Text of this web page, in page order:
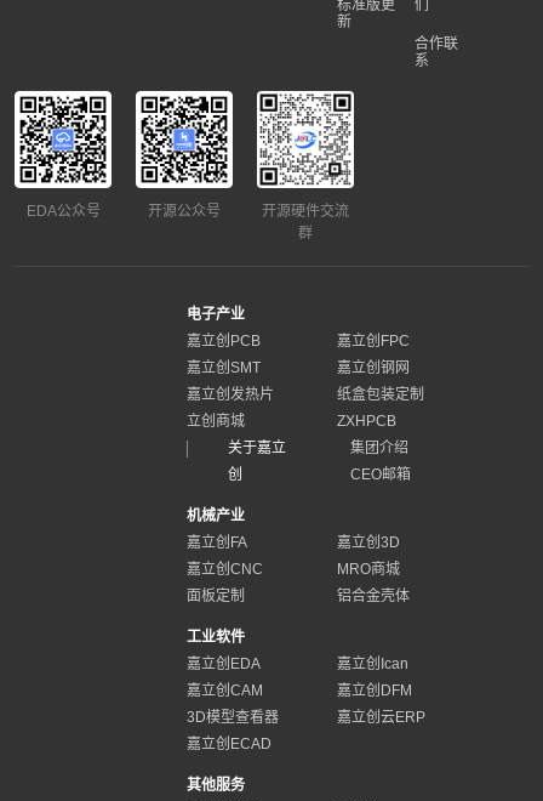
标准版更
新
们
合作联
系
EDA公众号 开源公众号
开源硬件交流
群
电子产业
嘉立创PCB
嘉立创FPC
嘉立创SMT
嘉立创钢网
嘉立创发热片
纸盒包装定制
立创商城
ZXHPCB
关于嘉立
创
集团介绍
CEO邮箱
机械产业
嘉立创FA
嘉立创3D
嘉立创CNC
MRO商城
面板定制
铝合金壳体
工业软件
嘉立创EDA
嘉立创Ican
嘉立创CAM
嘉立创DFM
3D模型查看器
嘉立创云ERP
嘉立创ECAD
其他服务